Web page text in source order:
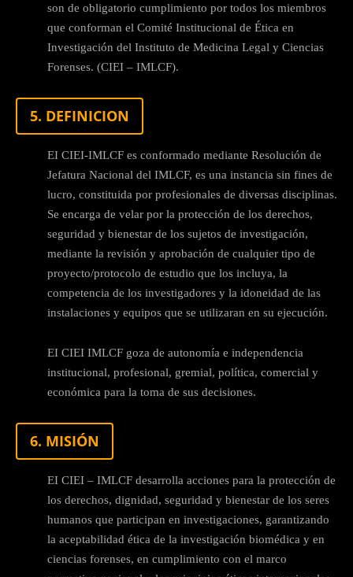
son de obligatorio cumplimiento por todos los miembros
que conforman el Comité Institucional de Ética en
Investigación del Instituto de Medicina Legal y Ciencias
Forenses. (CIEI – IMLCF).
5. DEFINICION
EI CIEI-IMLCF es conformado mediante Resolución de
Jefatura Nacional del IMLCF, es una instancia sin fines de
lucro, constituida por profesionales de diversas disciplinas.
Se encarga de velar por la protección de los derechos,
seguridad y bienestar de los sujetos de investigación,
mediante la revisión y aprobación de cualquier tipo de
proyecto/protocolo de estudio que los incluya, la
competencia de los investigadores y la idoneidad de las
instalaciones y equipos que se utilizaran en su ejecución.
EI CIEI IMLCF goza de autonomía e independencia
institucional, profesional, gremial, política, comercial y
económica para la toma de sus decisiones.
6. MISIÓN
EI CIEI – IMLCF desarrolla acciones para la protección de
los derechos, dignidad, seguridad y bienestar de los seres
humanos que participan en investigaciones, garantizando
la aceptabilidad ética de la investigación biomédica y en
ciencias forenses, en cumplimiento con el marco